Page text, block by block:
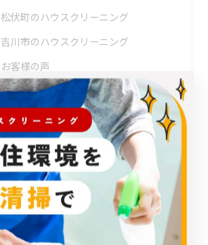
松伏町のハウスクリーニング
吉川市のハウスクリーニング
お客様の声
最近の投稿 Recent Posts
2026/08/06
プロのエアコンクリーニングは、店舗やオフィスにおいて多くのメ...